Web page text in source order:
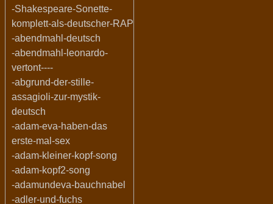
-Shakespeare-Sonette-
komplett-als-deutscher-RAP
-abendmahl-deutsch
-abendmahl-leonardo-
vertont----
-abgrund-der-stille-
assagioli-zur-mystik-
deutsch
-adam-eva-haben-das
erste-mal-sex
-adam-kleiner-kopf-song
-adam-kopf2-song
-adamundeva-bauchnabel
-adler-und-fuchs